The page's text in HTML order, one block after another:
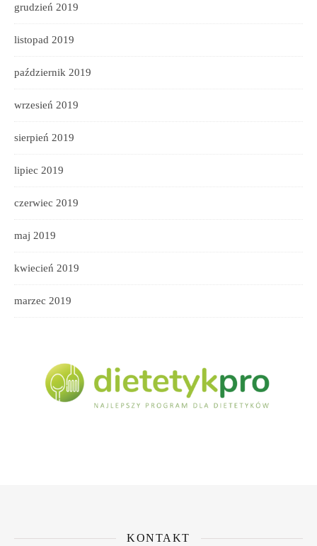
grudzień 2019
listopad 2019
październik 2019
wrzesień 2019
sierpień 2019
lipiec 2019
czerwiec 2019
maj 2019
kwiecień 2019
marzec 2019
KONTAKT